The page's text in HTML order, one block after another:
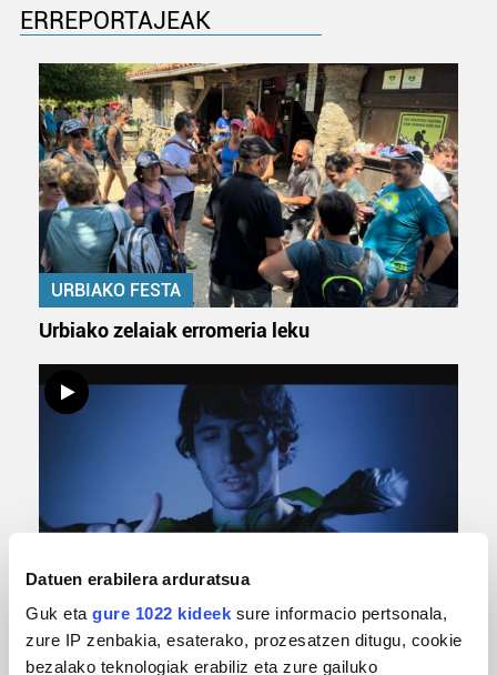
Datuen erabilera arduratsua
Guk eta gure 1022 kideek sure informacio pertsonala,
zure IP zenbakia, esaterako, prozesatzen ditugu, cookie
bezalako teknologiak erabiliz eta zure gailuko
ERREPORTAJEAK
URBIAKO FESTA
Urbiako zelaiak erromeria leku
MUSIKA
Odik berria ezagutzeko aukera 'KimiK' eta
'Amaaaa!' abestiekin